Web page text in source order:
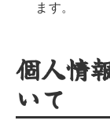
ます。
個人情
いて